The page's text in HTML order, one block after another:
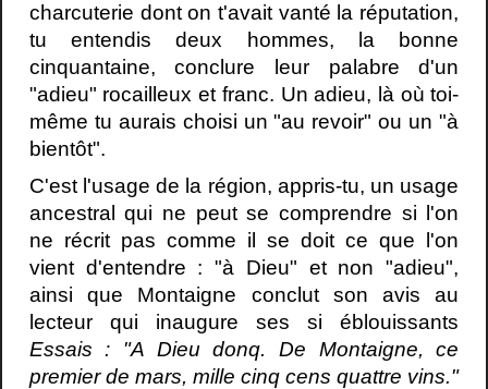
charcuterie dont on t'avait vanté la réputation,
tu entendis deux hommes, la bonne
cinquantaine, conclure leur palabre d'un
"adieu" rocailleux et franc. Un adieu, là où toi-
même tu aurais choisi un "au revoir" ou un "à
bientôt".
C'est l'usage de la région, appris-tu, un usage
ancestral qui ne peut se comprendre si l'on
ne récrit pas comme il se doit ce que l'on
vient d'entendre : "à Dieu" et non "adieu",
ainsi que Montaigne conclut son avis au
lecteur qui inaugure ses si éblouissants
Essais : "A Dieu donq. De Montaigne, ce
premier de mars, mille cinq cens quattre vins."